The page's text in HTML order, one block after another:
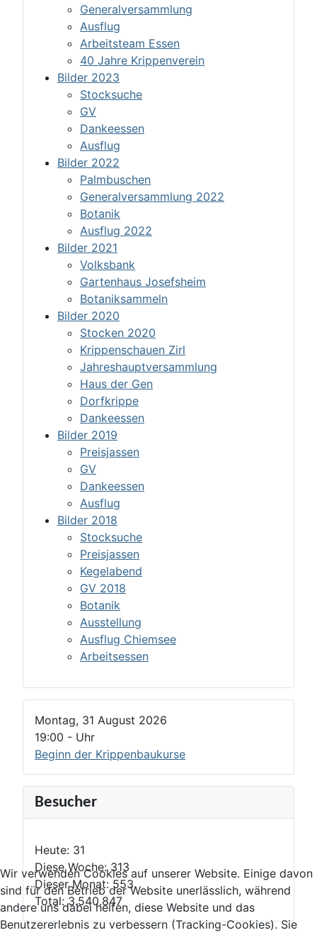
Generalversammlung
Ausflug
Arbeitsteam Essen
40 Jahre Krippenverein
Bilder 2023
Stocksuche
GV
Dankeessen
Ausflug
Bilder 2022
Palmbuschen
Generalversammlung 2022
Botanik
Ausflug 2022
Bilder 2021
Volksbank
Gartenhaus Josefsheim
Botaniksammeln
Bilder 2020
Stocken 2020
Krippenschauen Zirl
Jahreshauptversammlung
Haus der Gen
Dorfkrippe
Dankeessen
Bilder 2019
Preisjassen
GV
Dankeessen
Ausflug
Bilder 2018
Stocksuche
Preisjassen
Kegelabend
GV 2018
Botanik
Ausstellung
Ausflug Chiemsee
Arbeitsessen
Montag, 31 August 2026
19:00 - Uhr
Beginn der Krippenbaukurse
Besucher
Heute: 31
Diese Woche: 313
Dieser Monat: 553
Total: 3.540.847
Wir verwenden Cookies auf unserer Website. Einige davon
sind für den Betrieb der Website unerlässlich, während
andere uns dabei helfen, diese Website und das
Benutzererlebnis zu verbessern (Tracking-Cookies). Sie